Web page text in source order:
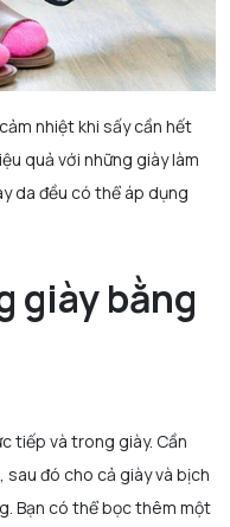
nhiệt khi sấy cần hết
quả với những giày làm
da đều có thể áp dụng
giày bằng
tiếp và trong giày. Cần
đó cho cả giày và bịch
Bạn có thể bọc thêm một